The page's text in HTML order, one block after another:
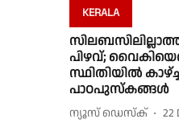
KERALA
പിഴവ്;
സ്ഥിതിയിൽ
പാഠപുസ്കങ്ങൾ
ന്യൂസ് ഡെസ്ക് 22